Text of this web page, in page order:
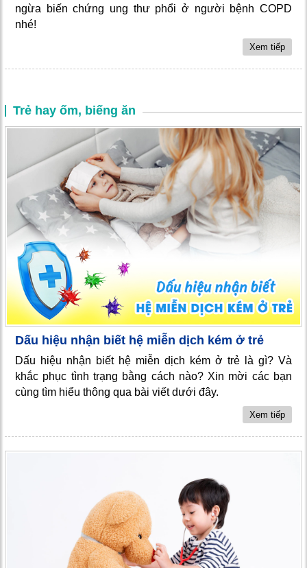
ngừa biến chứng ung thư phổi ở người bệnh COPD
nhé!
Xem tiếp
Trẻ hay ốm, biếng ăn
Dấu hiệu nhận biết hệ miễn dịch kém ở trẻ
Dấu hiệu nhận biết hệ miễn dịch kém ở trẻ là gì? Và
khắc phục tình trạng bằng cách nào? Xin mời các bạn
cùng tìm hiểu thông qua bài viết dưới đây.
Xem tiếp